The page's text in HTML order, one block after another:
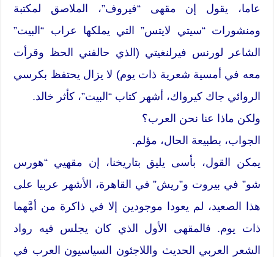
عاما، يقول إن مقهى “فيروف”، الملاصق لمكتبة
ومنشورات “سيتي لايتس” التي يملكها عراب “البيت”
الشاعر لورنس فيرلنغيتي (الذي حالفني الحظ وقرأت
معه في أمسية شعرية ذات يوم) لا يزال يحتفظ بكرسي
الروائي جاك كيرواك، أشهر كتاب “البيت”، كأثر خالد.
ولكن ماذا عنا نحن العرب؟
الجواب، بطبيعة الحال، مؤلم.
يمكن القول، بأسى يليق بتاريخنا، إن مقهيي “هورس
شو” في بيروت و”ريش” في القاهرة، الأشهر عربيا على
هذا الصعيد، لم يعودا موجودين إلا في ذاكرة من أمَّهما
ذات يوم. فالمقهى الأول الذي كان يجلس فيه رواد
الشعر العربي الحديث واللاجئون السياسيون العرب في